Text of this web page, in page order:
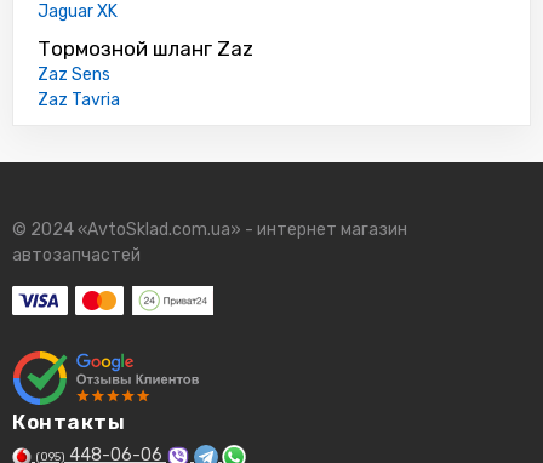
Jaguar XK
Тормозной шланг Zaz
Zaz Sens
Zaz Tavria
© 2024 «AvtoSklad.com.ua» - интернет магазин
автозапчастей
Контакты
(095) 448-06-06